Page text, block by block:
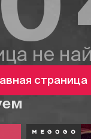
не
страница